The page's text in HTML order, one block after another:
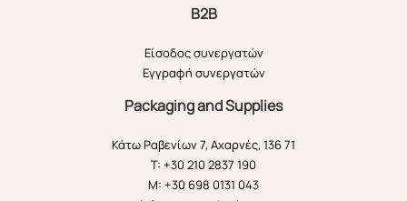
B2B
Είσοδος συνεργατών
Εγγραφή συνεργατών
Packaging and Supplies
Κάτω Ραβενίων 7, Αχαρνές, 136 71
T: +30 210 2837 190
M: +30 698 0131 043